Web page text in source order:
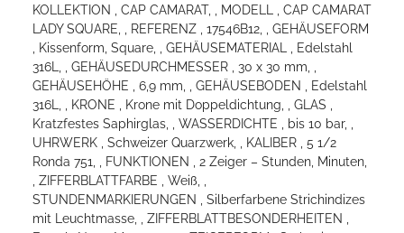
KOLLEKTION , CAP CAMARAT, , MODELL , CAP CAMARAT
LADY SQUARE, , REFERENZ , 17546B12, , GEHÄUSEFORM
, Kissenform, Square, , GEHÄUSEMATERIAL , Edelstahl
316L, , GEHÄUSEDURCHMESSER , 30 x 30 mm, ,
GEHÄUSEHÖHE , 6,9 mm, , GEHÄUSEBODEN , Edelstahl
316L, , KRONE , Krone mit Doppeldichtung, , GLAS ,
Kratzfestes Saphirglas, , WASSERDICHTE , bis 10 bar, ,
UHRWERK , Schweizer Quarzwerk, , KALIBER , 5 1/2
Ronda 751, , FUNKTIONEN , 2 Zeiger – Stunden, Minuten,
, ZIFFERBLATTFARBE , Weiß, ,
STUNDENMARKIERUNGEN , Silberfarbene Strichindizes
mit Leuchtmasse, , ZIFFERBLATTBESONDERHEITEN ,